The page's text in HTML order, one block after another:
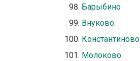
Барыбино
Внуково
Константиново
Молоково